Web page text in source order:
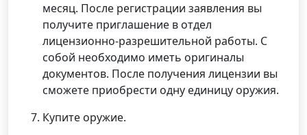
месяц. После регистрации заявления вы
получите приглашение в отдел
лицензионно-разрешительной работы. С
собой необходимо иметь оригиналы
документов. После получения лицензии вы
сможете приобрести одну единицу оружия.
Купите оружие.